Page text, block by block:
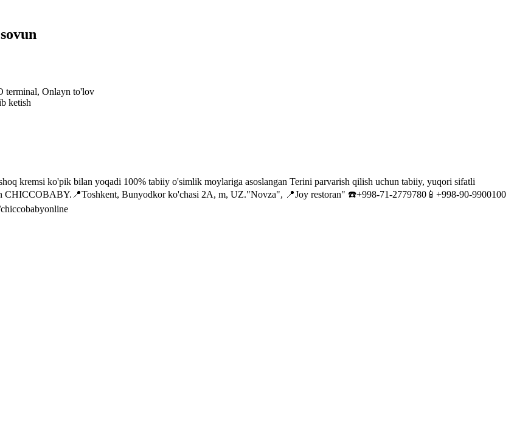
terminal, Onlayn to'lov
ketish
kremsi ko'pik bilan yoqadi 100% tabiiy o'simlik moylariga asoslangan Terini parvarish qilish uchun tabiiy, yuqori sifatli
Bunyodkor ko'chasi 2A, m, UZ."Novza", 📍Joy restoran" ☎️+998-71-2779780📱+998-90-9900100